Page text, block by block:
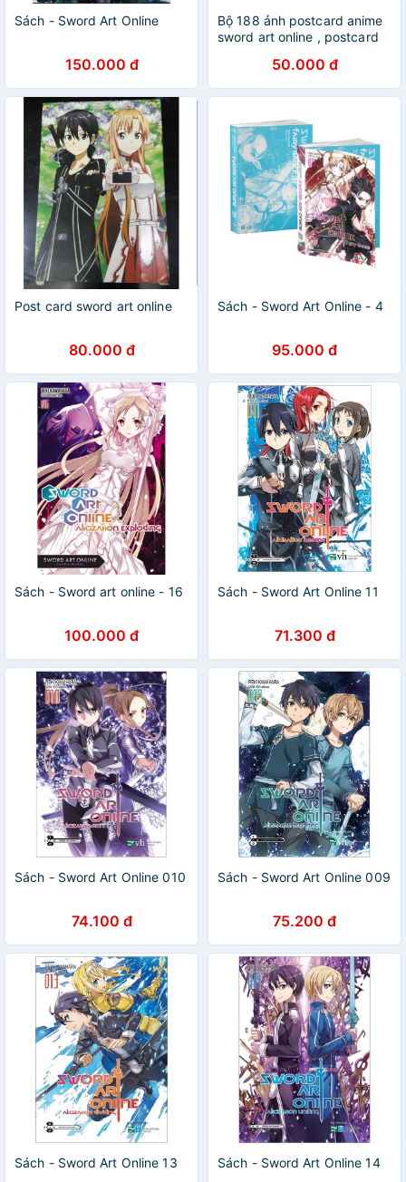
Sách - Sword Art Online
150.000 đ
Bộ 188 ảnh postcard anime
sword art online , postcard
50.000 đ
Post card sword art online
80.000 đ
Sách - Sword Art Online - 4
95.000 đ
Sách - Sword art online - 16
100.000 đ
Sách - Sword Art Online 11
71.300 đ
Sách - Sword Art Online 010
74.100 đ
Sách - Sword Art Online 009
75.200 đ
Sách - Sword Art Online 13 Sách - Sword Art Online 14